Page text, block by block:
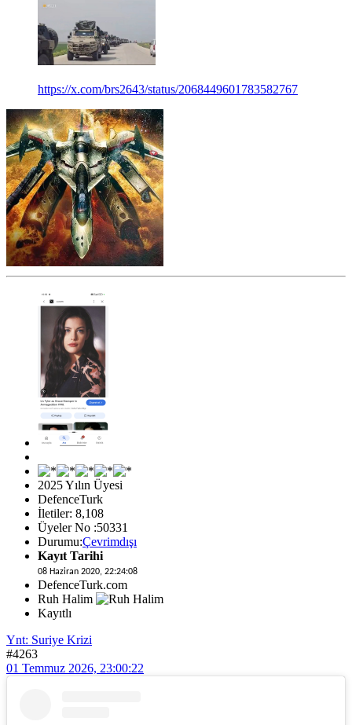
https://x.com/brs2643/status/2068449601783582767
2025 Yılın Üyesi
DefenceTurk
İletiler: 8,108
Üyeler No :50331
Durumu:Çevrimdışı
Kayıt Tarihi
08 Haziran 2020, 22:24:08
DefenceTurk.com
Ruh Halim
Kayıtlı
Ynt: Suriye Krizi
#4263
01 Temmuz 2026, 23:00:22